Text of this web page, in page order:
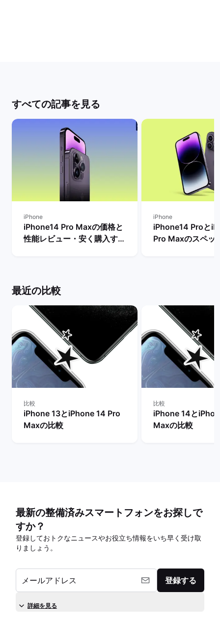
すべての記事を見る
iPhone
iPhone14 Pro Maxの価格と
性能レビュー・安く購入する
iPhone
iPhone14 Proと
Pro Maxのスペッ
最近の比較
比較
iPhone 13とiPhone 14 Pro
Maxの比較
比較
iPhone 14と
Maxの比較
最新の整備済みスマートフォンをお探しで
すか？
登録しておトクなニュースやお役立ち情報をいち早く受け取
りましょう。
メールアドレス 登録する
詳細を見る